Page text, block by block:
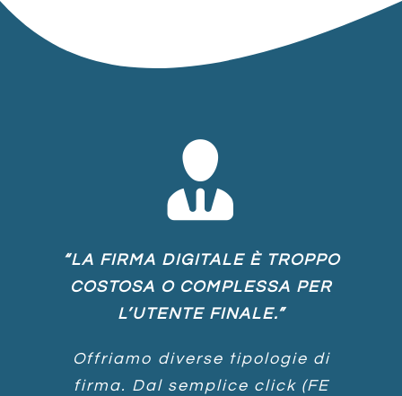
“LA FIRMA DIGITALE È TROPPO
COSTOSA O COMPLESSA PER
L’UTENTE FINALE.”
Offriamo diverse tipologie di
firma. Dal semplice click (FE